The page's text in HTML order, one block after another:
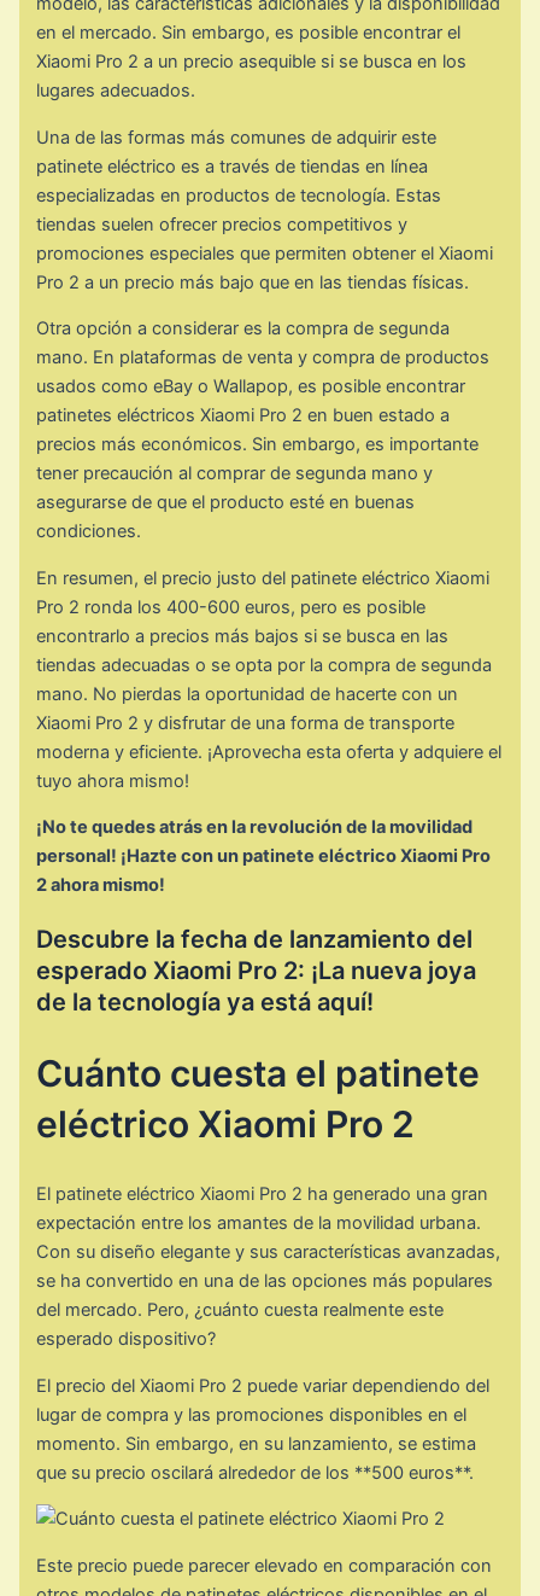
en el mercado. Sin embargo, es posible encontrar el
Xiaomi Pro 2 a un precio asequible si se busca en los
lugares adecuados.
Una de las formas más comunes de adquirir este
patinete eléctrico es a través de tiendas en línea
especializadas en productos de tecnología. Estas
tiendas suelen ofrecer precios competitivos y
promociones especiales que permiten obtener el Xiaomi
Pro 2 a un precio más bajo que en las tiendas físicas.
Otra opción a considerar es la compra de segunda
mano. En plataformas de venta y compra de productos
usados como eBay o Wallapop, es posible encontrar
patinetes eléctricos Xiaomi Pro 2 en buen estado a
precios más económicos. Sin embargo, es importante
tener precaución al comprar de segunda mano y
asegurarse de que el producto esté en buenas
condiciones.
En resumen, el precio justo del patinete eléctrico Xiaomi
Pro 2 ronda los 400-600 euros, pero es posible
encontrarlo a precios más bajos si se busca en las
tiendas adecuadas o se opta por la compra de segunda
mano. No pierdas la oportunidad de hacerte con un
Xiaomi Pro 2 y disfrutar de una forma de transporte
moderna y eficiente. ¡Aprovecha esta oferta y adquiere el
tuyo ahora mismo!
¡No te quedes atrás en la revolución de la movilidad
personal! ¡Hazte con un patinete eléctrico Xiaomi Pro
2 ahora mismo!
Descubre la fecha de lanzamiento del
esperado Xiaomi Pro 2: ¡La nueva joya
de la tecnología ya está aquí!
Cuánto cuesta el patinete
eléctrico Xiaomi Pro 2
El patinete eléctrico Xiaomi Pro 2 ha generado una gran
expectación entre los amantes de la movilidad urbana.
Con su diseño elegante y sus características avanzadas,
se ha convertido en una de las opciones más populares
del mercado. Pero, ¿cuánto cuesta realmente este
esperado dispositivo?
El precio del Xiaomi Pro 2 puede variar dependiendo del
lugar de compra y las promociones disponibles en el
momento. Sin embargo, en su lanzamiento, se estima
que su precio oscilará alrededor de los **500 euros**.
Este precio puede parecer elevado en comparación con